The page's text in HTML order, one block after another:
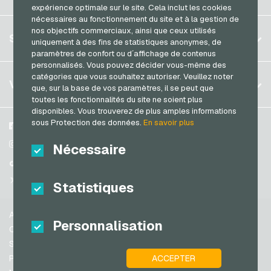
expérience optimale sur le site. Cela inclut les cookies
nécessaires au fonctionnement du site et à la gestion de
nos objectifs commerciaux, ainsi que ceux utilisés
uniquement à des fins de statistiques anonymes, de
paramètres de confort ou d´affichage de contenus
personnalisés. Vous pouvez décider vous-même des
catégories que vous souhaitez autoriser. Veuillez noter
que, sur la base de vos paramètres, il se peut que
toutes les fonctionnalités du site ne soient plus
disponibles. Vous trouverez de plus amples informations
sous Protection des données.En savoir plus
Nécessaire
Statistiques
Personnalisation
ACCEPTER
Transcash Cartes de paiement
Brésil
Allemagne (DE)
Allemagne (EN)
France
Italie
Pays-bas
Autriche
Portugal
Suisse (IT)
Espagne
S´inscrire
S´inscrire
Mon panier
SERVICE
FAQ
Méthodes de paiement
Conditions generales&Droit de retour
VGO-SHOP
A propos de nous
Partenaires
Facebook
Instagram
@VGO_com
Aide
Conditions generales
Sécurité & vérification
Protection des données